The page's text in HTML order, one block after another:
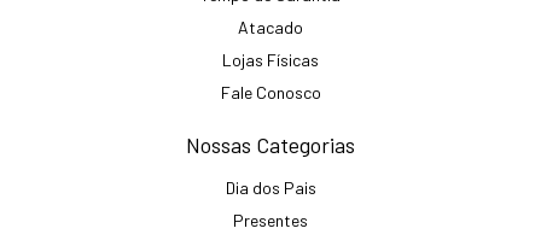
Atacado
Lojas Físicas
Fale Conosco
Nossas Categorias
Dia dos Pais
Presentes